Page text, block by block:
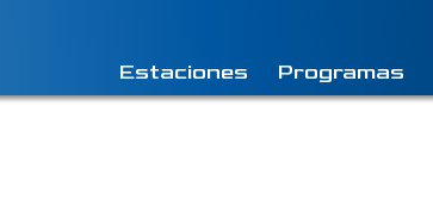
Estaciones Programas